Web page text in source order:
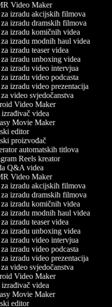
Video Maker
izradu akcijskih filmova
izradu dramskih filmova
izradu komičnih videa
izradu modnih haul videa
izradu teaser videa
izradu unboxing videa
izradu video intervjua
izradu video podcasta
izradu video prezentacija
video svjedočanstva
Video Maker
videa
Movie Maker
editor
proizvođač
automatskih titlova
Reels kreator
Q&A videa
Video Maker
izradu akcijskih filmova
izradu dramskih filmova
izradu komičnih videa
izradu modnih haul videa
izradu teaser videa
izradu unboxing videa
izradu video intervjua
izradu video podcasta
izradu video prezentacija
video svjedočanstva
Video Maker
videa
Movie Maker
editor